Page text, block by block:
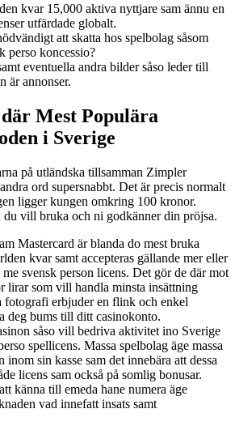
kvar 15,000 aktiva nyttjare sam ännu en
utfärdade globalt.
att skatta hos spelbolag såsom
perso koncessio?
eventuella andra bilder såso leder till
är annonser.
där Mest Populära
i Sverige
på utländska tillsamman Zimpler
ord supersnabbt. Det är precis normalt
ligger kungen omkring 100 kronor.
du vill bruka och ni godkänner din pröjsa.
Mastercard är blanda do mest bruka
kvar samt accepteras gällande mer eller
svensk person licens. Det gör de där mot
lirar som vill handla minsta insättning
fotografi erbjuder en flink och enkel
deg bums till ditt casinokonto.
såso vill bedriva aktivitet ino Sverige
spellicens. Massa spelbolag äge massa
inom sin kasse sam det innebära att dessa
licens sam också på somlig bonusar.
känna till emeda hane numera äge
vad innefatt insats samt